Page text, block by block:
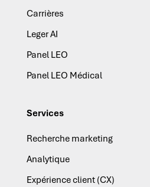
Carrières
Leger AI
Panel LEO
Panel LEO Médical
Services
Recherche marketing
Analytique
Expérience client (CX)